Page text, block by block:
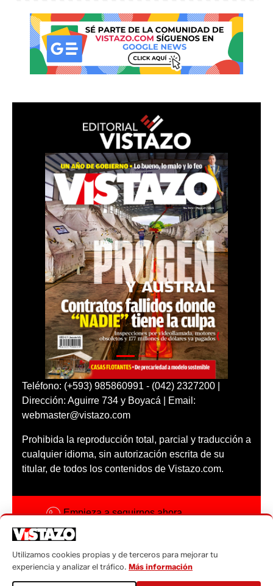
Teléfono: (+593) 985860991 - (042) 2327200 |
Dirección: Aguirre 734 y Boyacá | Email:
webmaster@vistazo.com
Prohibida la reproducción total, parcial y traducción a
cualquier idioma, sin autorización escrita de su
titular, de todos los contenidos de Vistazo.com.
Empieza a seguirnos ahora
Código ética
Sugerencias a:
Utilizamos cookies propias y de terceros para mejorar tu
experiencia y analizar el tráfico. Más información